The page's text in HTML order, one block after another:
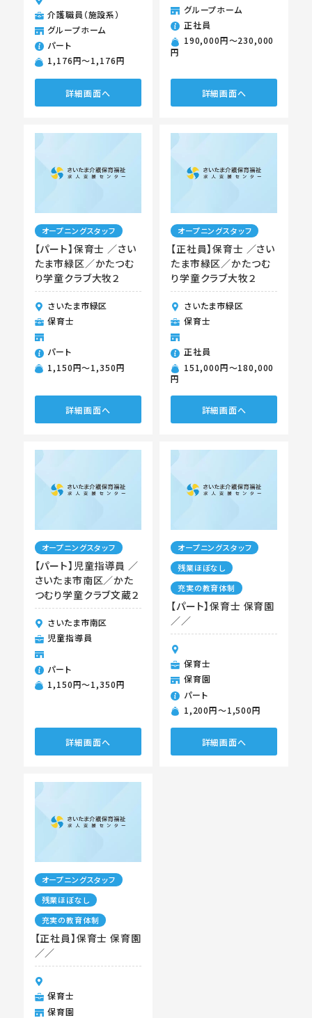
介護職員（施設系）
グループホーム
パート
1,176円〜1,176円
詳細画面へ
グループホーム
正社員
190,000円〜230,000
円
詳細画面へ
オープニングスタッフ
【パート】保育士 ／さい
たま市緑区／かたつむ
り学童クラブ大牧２
さいたま市緑区
保育士
パート
1,150円〜1,350円
詳細画面へ
オープニングスタッフ
【正社員】保育士 ／さい
たま市緑区／かたつむ
り学童クラブ大牧２
さいたま市緑区
保育士
正社員
151,000円〜180,000
円
詳細画面へ
オープニングスタッフ
【パート】児童指導員 ／
さいたま市南区／かた
つむり学童クラブ文蔵２
さいたま市南区
児童指導員
パート
1,150円〜1,350円
詳細画面へ
オープニングスタッフ
残業ほぼなし
充実の教育体制
【パート】保育士 保育園
／／
保育士
保育園
パート
1,200円〜1,500円
詳細画面へ
オープニングスタッフ
残業ほぼなし
充実の教育体制
【正社員】保育士 保育園
／／
保育士
保育園